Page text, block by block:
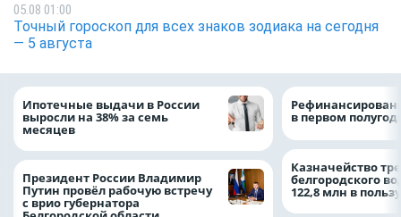
05.08 01:00
Точный гороскоп для всех знаков зодиака на сегодня
— 5 августа
Ипотечные выдачи в России
выросли на 38% за семь
месяцев
Президент России Владимир
Путин провёл рабочую встречу
с врио губернатора
в первом
Казначейство
белгородского
122,8 млн в